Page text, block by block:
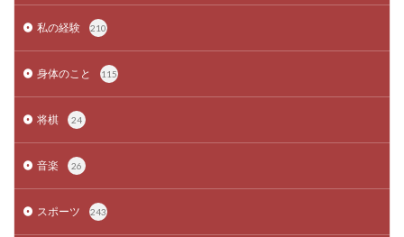
私の経験 210
身体のこと 115
将棋 24
音楽 26
スポーツ 243